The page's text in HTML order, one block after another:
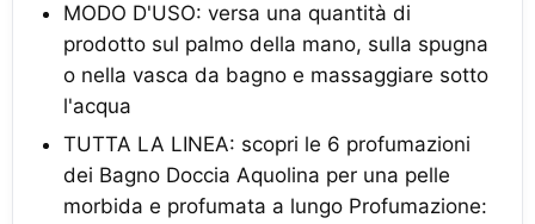
MODO D'USO: versa una quantità di
prodotto sul palmo della mano, sulla spugna
o nella vasca da bagno e massaggiare sotto
l'acqua
TUTTA LA LINEA: scopri le 6 profumazioni
dei Bagno Doccia Aquolina per una pelle
morbida e profumata a lungo Profumazione: